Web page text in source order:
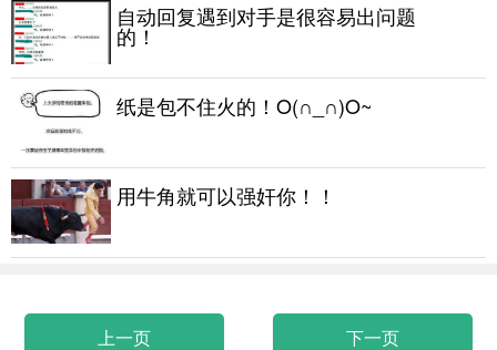
自动回复遇到对手是很容易出问题
的！
纸是包不住火的！O(∩_∩)O~
用牛角就可以强奸你！！
上一页 下一页